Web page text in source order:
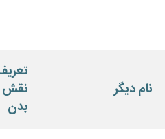
نام دیگر
نقش
بدن